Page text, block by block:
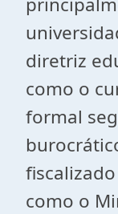
diretriz
como o
formal
como o